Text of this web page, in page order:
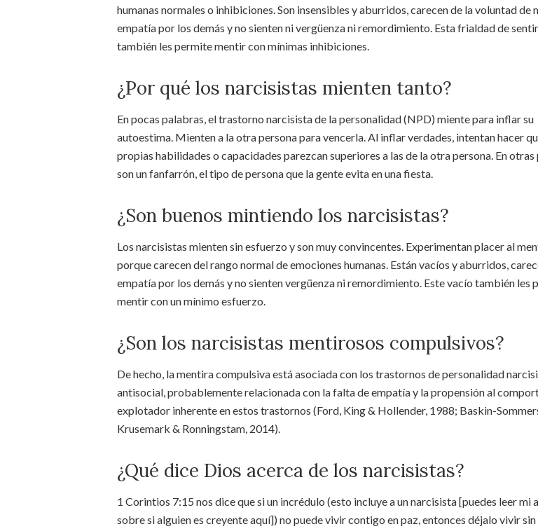
humanas normales o inhibiciones. Son insensibles y aburridos, carecen de la voluntad de
empatía por los demás y no sienten ni vergüenza ni remordimiento. Esta frialdad de
también les permite mentir con mínimas inhibiciones.
¿Por qué los narcisistas mienten tanto?
En pocas palabras, el trastorno narcisista de la personalidad (NPD) miente para inflar su
autoestima. Mienten a la otra persona para vencerla. Al inflar verdades, intentan hacer
propias habilidades o capacidades parezcan superiores a las de la otra persona. En otras
son un fanfarrón, el tipo de persona que la gente evita en una fiesta.
¿Son buenos mintiendo los narcisistas?
Los narcisistas mienten sin esfuerzo y son muy convincentes. Experimentan placer al
porque carecen del rango normal de emociones humanas. Están vacíos y aburridos,
empatía por los demás y no sienten vergüenza ni remordimiento. Este vacío también les
mentir con un mínimo esfuerzo.
¿Son los narcisistas mentirosos compulsivos?
De hecho, la mentira compulsiva está asociada con los trastornos de personalidad
antisocial, probablemente relacionada con la falta de empatía y la propensión al
explotador inherente en estos trastornos (Ford, King & Hollender, 1988; Baskin-
Krusemark & Ronningstam, 2014).
¿Qué dice Dios acerca de los narcisistas?
1 Corintios 7:15 nos dice que si un incrédulo (esto incluye a un narcisista [puedes leer mi
sobre si alguien es creyente aquí]) no puede vivir contigo en paz, entonces déjalo vivir